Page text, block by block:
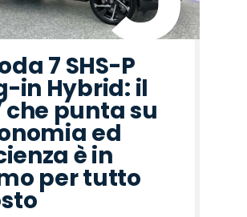
7 SHS-P
in Hybrid: il
che punta su
ed
è in
per tutto